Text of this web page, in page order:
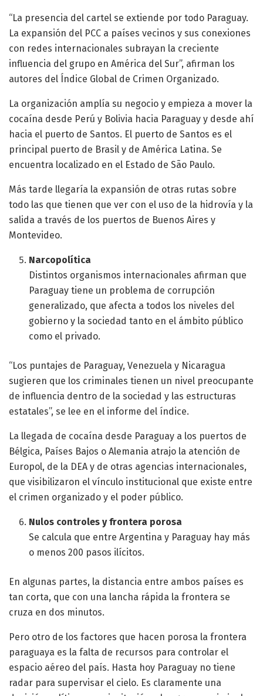
“La presencia del cartel se extiende por todo Paraguay.
La expansión del PCC a países vecinos y sus conexiones
con redes internacionales subrayan la creciente
influencia del grupo en América del Sur”, afirman los
autores del Índice Global de Crimen Organizado.
La organización amplía su negocio y empieza a mover la
cocaína desde Perú y Bolivia hacia Paraguay y desde ahí
hacia el puerto de Santos. El puerto de Santos es el
principal puerto de Brasil y de América Latina. Se
encuentra localizado en el Estado de São Paulo.
Más tarde llegaría la expansión de otras rutas sobre
todo las que tienen que ver con el uso de la hidrovía y la
salida a través de los puertos de Buenos Aires y
Montevideo.
Narcopolítica
Distintos organismos internacionales afirman que
Paraguay tiene un problema de corrupción
generalizado, que afecta a todos los niveles del
gobierno y la sociedad tanto en el ámbito público
como el privado.
“Los puntajes de Paraguay, Venezuela y Nicaragua
sugieren que los criminales tienen un nivel preocupante
de influencia dentro de la sociedad y las estructuras
estatales”, se lee en el informe del índice.
La llegada de cocaína desde Paraguay a los puertos de
Bélgica, Países Bajos o Alemania atrajo la atención de
Europol, de la DEA y de otras agencias internacionales,
que visibilizaron el vínculo institucional que existe entre
el crimen organizado y el poder público.
Nulos controles y frontera porosa
Se calcula que entre Argentina y Paraguay hay más
o menos 200 pasos ilícitos.
En algunas partes, la distancia entre ambos países es
tan corta, que con una lancha rápida la frontera se
cruza en dos minutos.
Pero otro de los factores que hacen porosa la frontera
paraguaya es la falta de recursos para controlar el
espacio aéreo del país. Hasta hoy Paraguay no tiene
radar para supervisar el cielo. Es claramente una